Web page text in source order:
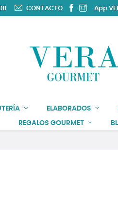
CONTACTO App
ELABORADOS
REGALOS GOURMET